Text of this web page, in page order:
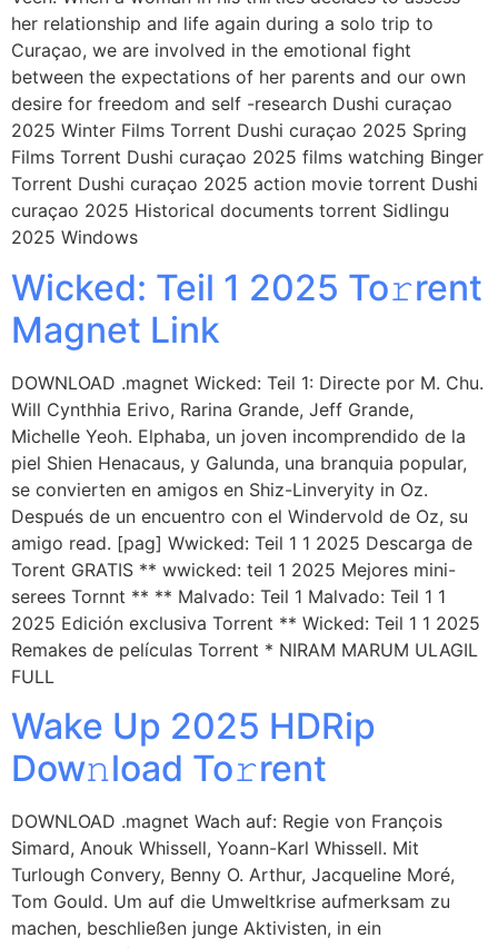
her relationship and life again during a solo trip to
Curaçao, we are involved in the emotional fight
between the expectations of her parents and our own
desire for freedom and self -research Dushi curaçao
2025 Winter Films Torrent Dushi curaçao 2025 Spring
Films Torrent Dushi curaçao 2025 films watching Binger
Torrent Dushi curaçao 2025 action movie torrent Dushi
curaçao 2025 Historical documents torrent Sidlingu
2025 Windows
Wicked: Teil 1 2025 To𝚛rent
Magnet Link
DOWNLOAD .magnet Wicked: Teil 1: Directe por M. Chu.
Will Cynthhia Erivo, Rarina Grande, Jeff Grande,
Michelle Yeoh. Elphaba, un joven incomprendido de la
piel Shien Henacaus, y Galunda, una branquia popular,
se convierten en amigos en Shiz-Linveryity in Oz.
Después de un encuentro con el Windervold de Oz, su
amigo read. [pag] Wwicked: Teil 1 1 2025 Descarga de
Torent GRATIS ** wwicked: teil 1 2025 Mejores mini-
serees Tornnt ** ** Malvado: Teil 1 Malvado: Teil 1 1
2025 Edición exclusiva Torrent ** Wicked: Teil 1 1 2025
Remakes de películas Torrent * NIRAM MARUM ULAGIL
FULL
Wake Up 2025 HDRip
Dow𝚗load To𝚛rent
DOWNLOAD .magnet Wach auf: Regie von François
Simard, Anouk Whissell, Yoann-Karl Whissell. Mit
Turlough Convery, Benny O. Arthur, Jacqueline Moré,
Tom Gould. Um auf die Umweltkrise aufmerksam zu
machen, beschließen junge Aktivisten, in ein